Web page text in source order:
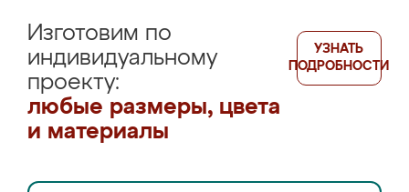
Изготовим по
индивидуальному
проекту:
любые размеры, цвета
и материалы
УЗНАТЬ
ПОДРОБНОСТИ